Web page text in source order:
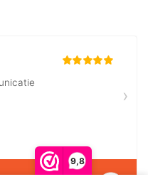
9,8